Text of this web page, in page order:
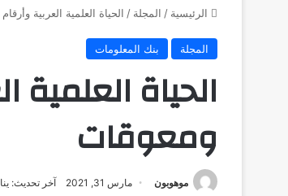
الرئيسية / المجلة / الحياة العلمية العربية
المجلة بنك المعلومات
الحياة العلمية
ومعوقات
موهوبون مارس 31, 2021 آخر تحديث: يناير 17,